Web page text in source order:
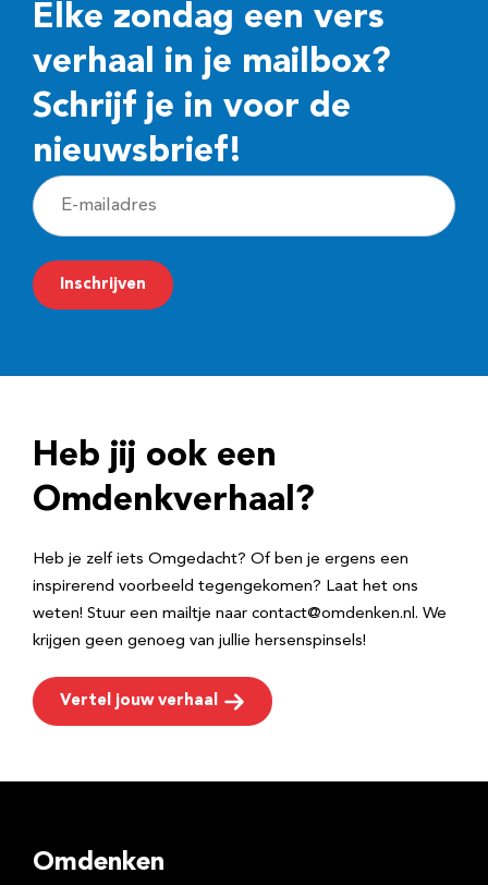
Elke zondag een vers
verhaal in je mailbox?
Schrijf je in voor de
nieuwsbrief!
E
-
m
a
r
e
Inschrijven
Heb jij ook een
Omdenkverhaal?
Heb je zelf iets Omgedacht? Of ben je ergens een
inspirerend voorbeeld tegengekomen? Laat het ons
weten! Stuur een mailtje naar contact@omdenken.nl. We
krijgen geen genoeg van jullie hersenspinsels!
Vertel jouw verhaal
Omdenken